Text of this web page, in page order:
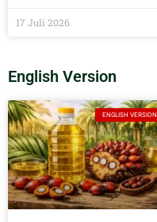
Global
17 Juli 2026
English Version
ENGLISH VERSION